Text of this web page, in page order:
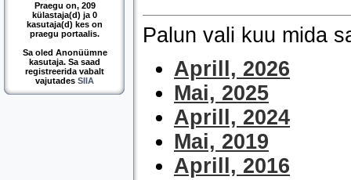
Praegu on, 209
külastaja(d) ja 0
kasutaja(d) kes on
praegu portaalis.
Sa oled Anonüümne
kasutaja. Sa saad
registreerida vabalt
vajutades SIIA
Palun vali kuu mida
Aprill, 2026
Mai, 2025
Aprill, 2024
Mai, 2019
Aprill, 2016